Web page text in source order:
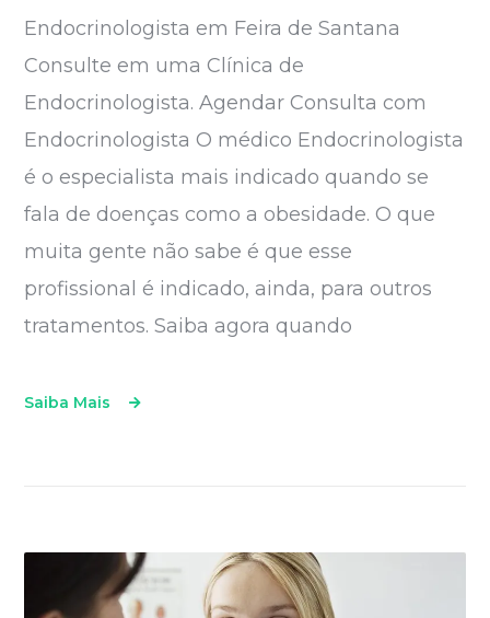
Endocrinologista em Feira de Santana
Consulte em uma Clínica de
Endocrinologista. Agendar Consulta com
Endocrinologista O médico Endocrinologista
é o especialista mais indicado quando se
fala de doenças como a obesidade. O que
muita gente não sabe é que esse
profissional é indicado, ainda, para outros
tratamentos. Saiba agora quando
Saiba Mais